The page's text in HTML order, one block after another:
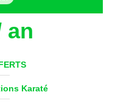
Karaté